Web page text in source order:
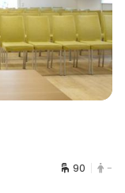
90 -